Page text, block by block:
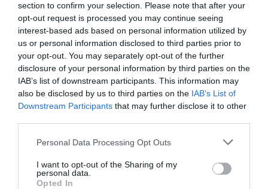
section to confirm your selection. Please note that after your
opt-out request is processed you may continue seeing
interest-based ads based on personal information utilized by
us or personal information disclosed to third parties prior to
your opt-out. You may separately opt-out of the further
disclosure of your personal information by third parties on the
IAB’s list of downstream participants. This information may
also be disclosed by us to third parties on the IAB’s List of
Downstream Participants that may further disclose it to other
Personal Data Processing Opt Outs
I want to opt-out of the Sharing of my
personal data.
Opted In
Marcelo Gullo: “El trabajo de desmitificar la
historia, de poner la verdadera, de
desmontar la falsificación, es un trabajo
cristiano"
por Hispanidad
Artículos anteriores
DIARIO DE LA CORRUPCIÓN SANCHISTA
Oír se manifiesta delante de La Mareta:
“Pedro Sánchez es un criminal”